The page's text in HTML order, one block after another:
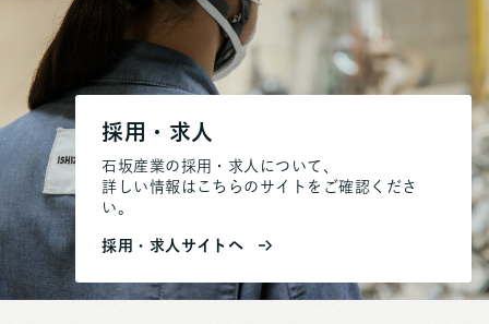
採用・求人
石坂産業の採用・求人について、
詳しい情報はこちらのサイトをご確認くださ
い。
採用・求人サイトへ